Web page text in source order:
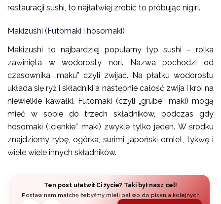
restauracji sushi, to najłatwiej zrobić to próbując nigiri.
Makizushi (Futomaki i hosomaki)
Makizushi to najbardziej popularny typ sushi – rolka
zawinięta w wodorosty nori. Nazwa pochodzi od
czasownika „maku” czyli zwijać. Na płatku wodorostu
układa się ryż i składniki a następnie całość zwija i kroi na
niewielkie kawałki. Futomaki (czyli „grube” maki) mogą
mieć w sobie do trzech składników, podczas gdy
hosomaki („cienkie” maki) zwykle tylko jeden. W środku
znajdziemy rybę, ogórka, surimi, japoński omlet, tykwę i
wiele wiele innych składników.
Ten post ułatwił Ci życie? Taki był nasz cel!
Postaw nam matchę żebyśmy mieli paliwo do pisania kolejnych